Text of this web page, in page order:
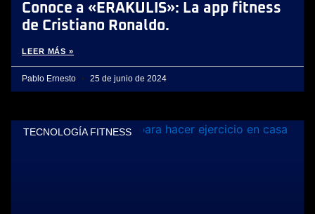
Conoce a «ERAKULIS»: La app fitness
de Cristiano Ronaldo.
LEER MÁS »
Pablo Ernesto 25 de junio de 2024
TECNOLOGÍA FITNESS